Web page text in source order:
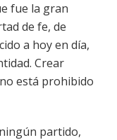
fue la gran
de fe, de
a hoy en día,
Crear
está prohibido
partido,